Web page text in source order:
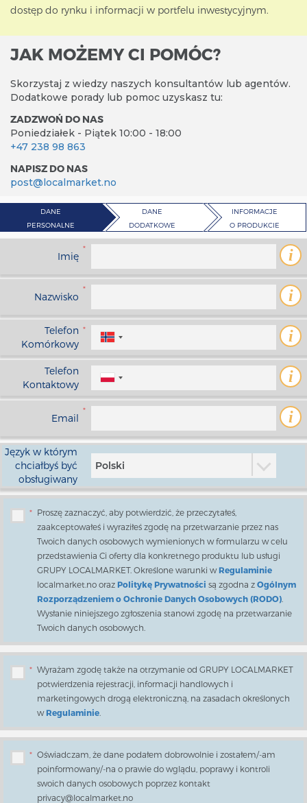
dostęp do rynku i informacji w portfelu inwestycyjnym.
JAK MOŻEMY CI POMÓC?
Skorzystaj z wiedzy naszych konsultantów lub agentów.
Dodatkowe porady lub pomoc uzyskasz tu:
ZADZWOŃ DO NAS
Poniedziałek - Piątek 10:00 - 18:00
+47 238 98 863
NAPISZ DO NAS
post@localmarket.no
DANE
PERSONALNE
DANE
DODATKOWE
INFORMACJE
O PRODUKCIE
Imię
* i
Nazwisko
* i
Telefon
Komórkowy
* i
Telefon
Kontaktowy
i
Email
* i
Język w którym
chciałbyś być
obsługiwany
Polski
Proszę zaznaczyć, aby potwierdzić, że przeczytałeś,
zaakceptowałeś i wyraziłeś zgodę na przetwarzanie przez nas
Twoich danych osobowych wymienionych w formularzu w celu
przedstawienia Ci oferty dla konkretnego produktu lub usługi
GRUPY LOCALMARKET. Określone warunki wRegulaminie
localmarket.no oraz Politykę Prywatności są zgodna z Ogólnym
Rozporządzeniem o Ochronie Danych Osobowych (RODO).
Wysłanie niniejszego zgłoszenia stanowi zgodę na przetwarzanie
Twoich danych osobowych.
*
Wyrażam zgodę także na otrzymanie od GRUPY LOCALMARKET
potwierdzenia rejestracji, informacji handlowych i
marketingowych drogą elektroniczną, na zasadach określonych
wRegulaminie
*
Oświadczam, że dane podałem dobrowolnie i zostałem/-am
poinformowany/-na o prawie do wglądu, poprawy i kontroli
swoich danych osobowych poprzez kontakt
privacy@localmarket.no
*